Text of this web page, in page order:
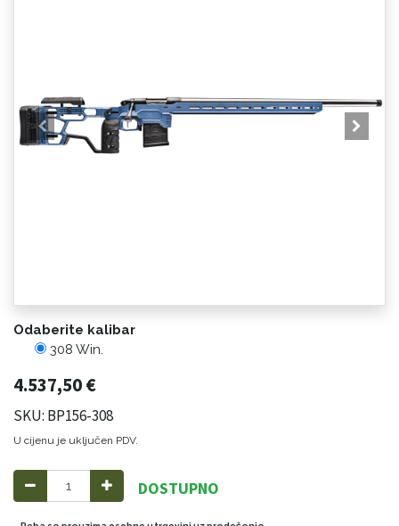
Odaberite kalibar
308 Win.
4.537,50€
SKU: BP156-308
U cijenu je uključen PDV.
DOSTUPNO